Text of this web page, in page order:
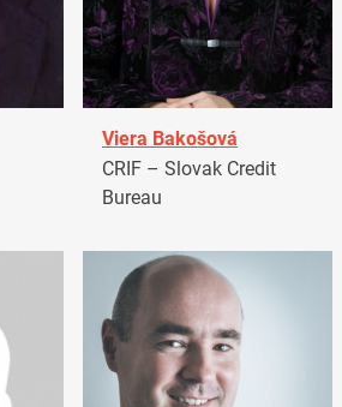
Viera Bakošová
CRIF – Slovak Credit
Bureau